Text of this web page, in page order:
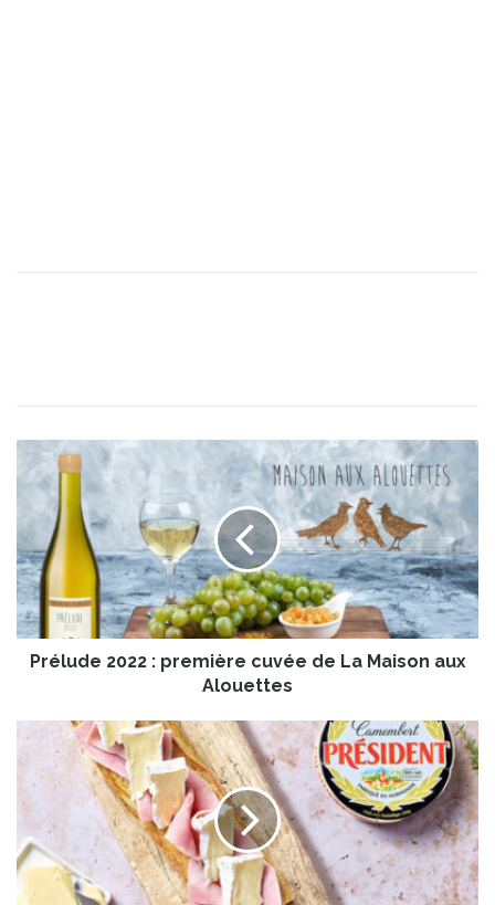
r
u
d
e
2
0
e
è
r
e
Prélude 2022 : première cuvée de La Maison aux
Alouettes
g
u
t
e